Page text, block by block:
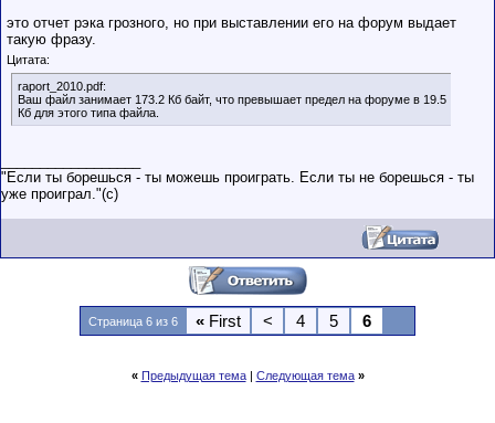
это отчет рэка грозного, но при выставлении его на форум выдает
такую фразу.
Цитата:
raport_2010.pdf:
Ваш файл занимает 173.2 Кб байт, что превышает предел на форуме в 19.5
Кб для этого типа файла.
"Если ты борешься - ты можешь проиграть. Если ты не борешься - ты
уже проиграл."(c)
Страница 6 из 6 « First < 4 5 6
« Предыдущая тема| Следующая тема »